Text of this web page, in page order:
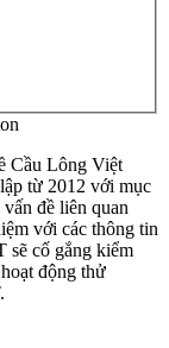
Cầu Lông Việt
từ 2012 với mục
đề liên quan
với các thông tin
sẽ cố gắng kiểm
động thử